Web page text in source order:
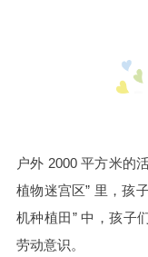
户外 2000 平方米的
植物迷宫区” 里，孩
机种植田” 中，孩子
劳动意识。